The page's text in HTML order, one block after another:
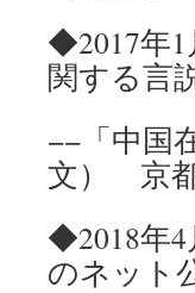
◆2017年
関する言
−−「中国
文） 京
◆2018年
のネット